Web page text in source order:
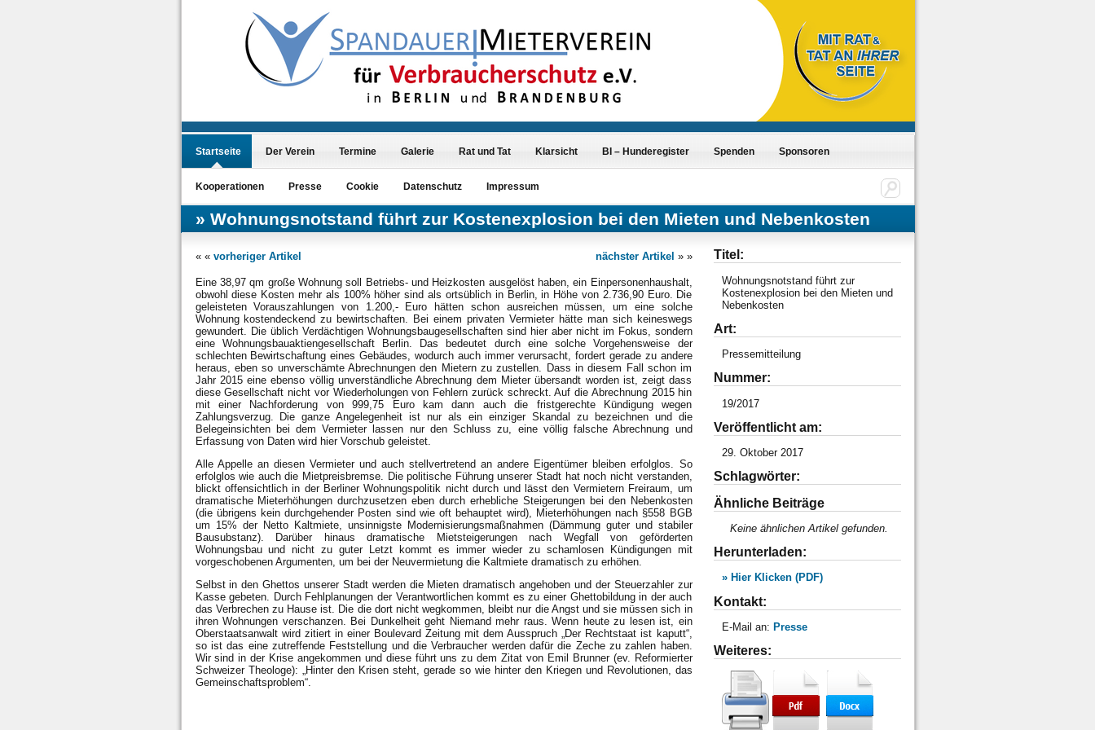
Startseite Der Verein Termine Galerie Rat und Tat Klarsicht BI – Hunderegister Spenden Sponsoren
Kooperationen Presse Cookie Datenschutz Impressum
Wohnungsnotstand führt zur Kostenexplosion bei den Mieten und Nebenkosten
« « vorheriger Artikel nächster Artikel » »
Eine 38,97 qm große Wohnung soll Betriebs- und Heizkosten ausgelöst haben, ein Einpersonenhaushalt,
obwohl diese Kosten mehr als 100% höher sind als ortsüblich in Berlin, in Höhe von 2.736,90 Euro. Die
geleisteten Vorauszahlungen von 1.200,- Euro hätten schon ausreichen müssen, um eine solche
Wohnung kostendeckend zu bewirtschaften. Bei einem privaten Vermieter hätte man sich keineswegs
gewundert. Die üblich Verdächtigen Wohnungsbaugesellschaften sind hier aber nicht im Fokus, sondern
eine Wohnungsbauaktiengesellschaft Berlin. Das bedeutet durch eine solche Vorgehensweise der
schlechten Bewirtschaftung eines Gebäudes, wodurch auch immer verursacht, fordert gerade zu andere
heraus, eben so unverschämte Abrechnungen den Mietern zu zustellen. Dass in diesem Fall schon im
Jahr 2015 eine ebenso völlig unverständliche Abrechnung dem Mieter übersandt worden ist, zeigt dass
diese Gesellschaft nicht vor Wiederholungen von Fehlern zurück schreckt. Auf die Abrechnung 2015 hin
mit einer Nachforderung von 999,75 Euro kam dann auch die fristgerechte Kündigung wegen
Zahlungsverzug. Die ganze Angelegenheit ist nur als ein einziger Skandal zu bezeichnen und die
Belegeinsichten bei dem Vermieter lassen nur den Schluss zu, eine völlig falsche Abrechnung und
Erfassung von Daten wird hier Vorschub geleistet.
Alle Appelle an diesen Vermieter und auch stellvertretend an andere Eigentümer bleiben erfolglos. So
erfolglos wie auch die Mietpreisbremse. Die politische Führung unserer Stadt hat noch nicht verstanden,
blickt offensichtlich in der Berliner Wohnungspolitik nicht durch und lässt den Vermietern Freiraum, um
dramatische Mieterhöhungen durchzusetzen eben durch erhebliche Steigerungen bei den Nebenkosten
(die übrigens kein durchgehender Posten sind wie oft behauptet wird), Mieterhöhungen nach §558 BGB
um 15% der Netto Kaltmiete, unsinnigste Modernisierungsmaßnahmen (Dämmung guter und stabiler
Bausubstanz). Darüber hinaus dramatische Mietsteigerungen nach Wegfall von geförderten
Wohnungsbau und nicht zu guter Letzt kommt es immer wieder zu schamlosen Kündigungen mit
vorgeschobenen Argumenten, um bei der Neuvermietung die Kaltmiete dramatisch zu erhöhen.
Selbst in den Ghettos unserer Stadt werden die Mieten dramatisch angehoben und der Steuerzahler zur
Kasse gebeten. Durch Fehlplanungen der Verantwortlichen kommt es zu einer Ghettobildung in der auch
das Verbrechen zu Hause ist. Die die dort nicht wegkommen, bleibt nur die Angst und sie müssen sich in
ihren Wohnungen verschanzen. Bei Dunkelheit geht Niemand mehr raus. Wenn heute zu lesen ist, ein
Oberstaatsanwalt wird zitiert in einer Boulevard Zeitung mit dem Ausspruch „Der Rechtstaat ist kaputt“,
so ist das eine zutreffende Feststellung und die Verbraucher werden dafür die Zeche zu zahlen haben.
Wir sind in der Krise angekommen und diese führt uns zu dem Zitat von Emil Brunner (ev. Reformierter
Schweizer Theologe): „Hinter den Krisen steht, gerade so wie hinter den Kriegen und Revolutionen, das
Gemeinschaftsproblem“.
Titel:
Wohnungsnotstand führt zur
Kostenexplosion bei den Mieten und
Nebenkosten
Art:
Pressemitteilung
Nummer:
19/2017
Veröffentlicht am:
29. Oktober 2017
Schlagwörter:
Ähnliche Beiträge
Keine ähnlichen Artikel gefunden.
Herunterladen:
» Hier Klicken (PDF)
Kontakt:
E-Mail an: Presse
Weiteres: